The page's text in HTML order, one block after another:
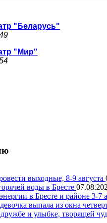
"Беларусь"
"Мир"
выходные, 8-9 августа
воды в Бресте
в Бресте и районе 3-7
выпала из окна
и улыбке, творящей